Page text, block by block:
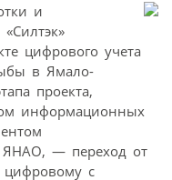
и
цифрового учета
в Ямало-
проекта,
информационных
ЯНАО, — переход от
цифровому с